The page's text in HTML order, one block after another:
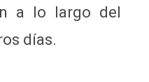
a lo largo del
días.